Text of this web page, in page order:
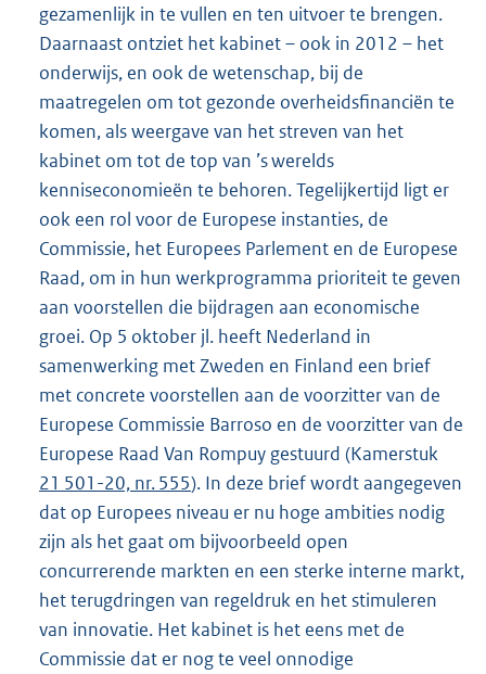
gezamenlijk in te vullen en ten uitvoer te brengen.
Daarnaast ontziet het kabinet – ook in 2012 – het
onderwijs, en ook de wetenschap, bij de
maatregelen om tot gezonde overheidsfinanciën te
komen, als weergave van het streven van het
kabinet om tot de top van ’s werelds
kenniseconomieën te behoren. Tegelijkertijd ligt er
ook een rol voor de Europese instanties, de
Commissie, het Europees Parlement en de Europese
Raad, om in hun werkprogramma prioriteit te geven
aan voorstellen die bijdragen aan economische
groei. Op 5 oktober jl. heeft Nederland in
samenwerking met Zweden en Finland een brief
met concrete voorstellen aan de voorzitter van de
Europese Commissie Barroso en de voorzitter van de
Europese Raad Van Rompuy gestuurd (Kamerstuk
21 501-20, nr. 555). In deze brief wordt aangegeven
dat op Europees niveau er nu hoge ambities nodig
zijn als het gaat om bijvoorbeeld open
concurrerende markten en een sterke interne markt,
het terugdringen van regeldruk en het stimuleren
van innovatie. Het kabinet is het eens met de
Commissie dat er nog te veel onnodige